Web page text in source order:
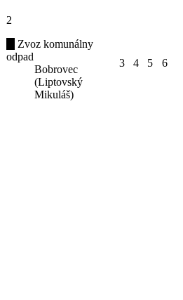
2
Zvoz komunálny
odpad
Bobrovec
(Liptovský
Mikuláš)
3 4 5 6